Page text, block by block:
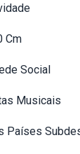
Cm
Social
Musicais
Países